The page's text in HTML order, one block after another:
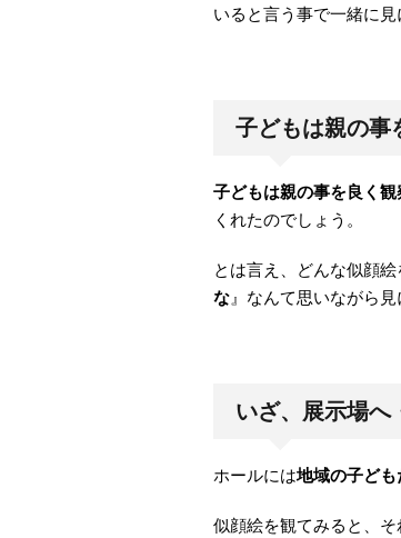
いると言う事で一緒に見
子どもは親の事
子どもは親の事を良く観
くれたのでしょう。
とは言え、どんな似顔
な 』なんて思いながら見
いざ、展示場へ
ホールには地域の子ど
似顔絵を観てみると、そ